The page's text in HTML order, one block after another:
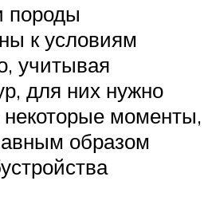
породы
к условиям
учитывая
для них нужно
некоторые моменты,
образом